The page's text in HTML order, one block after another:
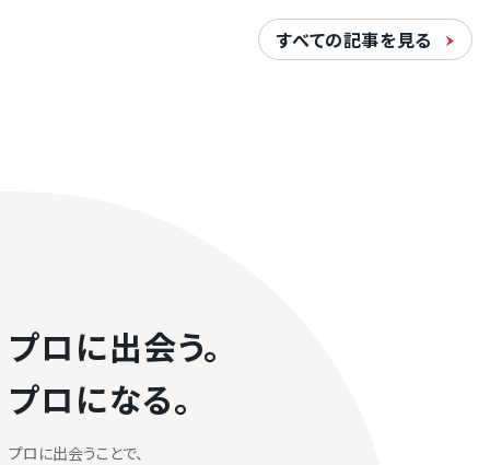
すべての記事を見る
プロに出会う。
プロになる。
プロに出会うことで、